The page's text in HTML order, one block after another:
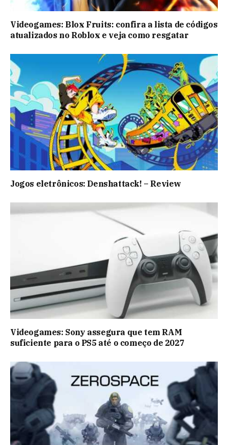
Videogames: Blox Fruits: confira a lista de códigos
atualizados no Roblox e veja como resgatar
Jogos eletrônicos: Denshattack! – Review
Videogames: Sony assegura que tem RAM
suficiente para o PS5 até o começo de 2027